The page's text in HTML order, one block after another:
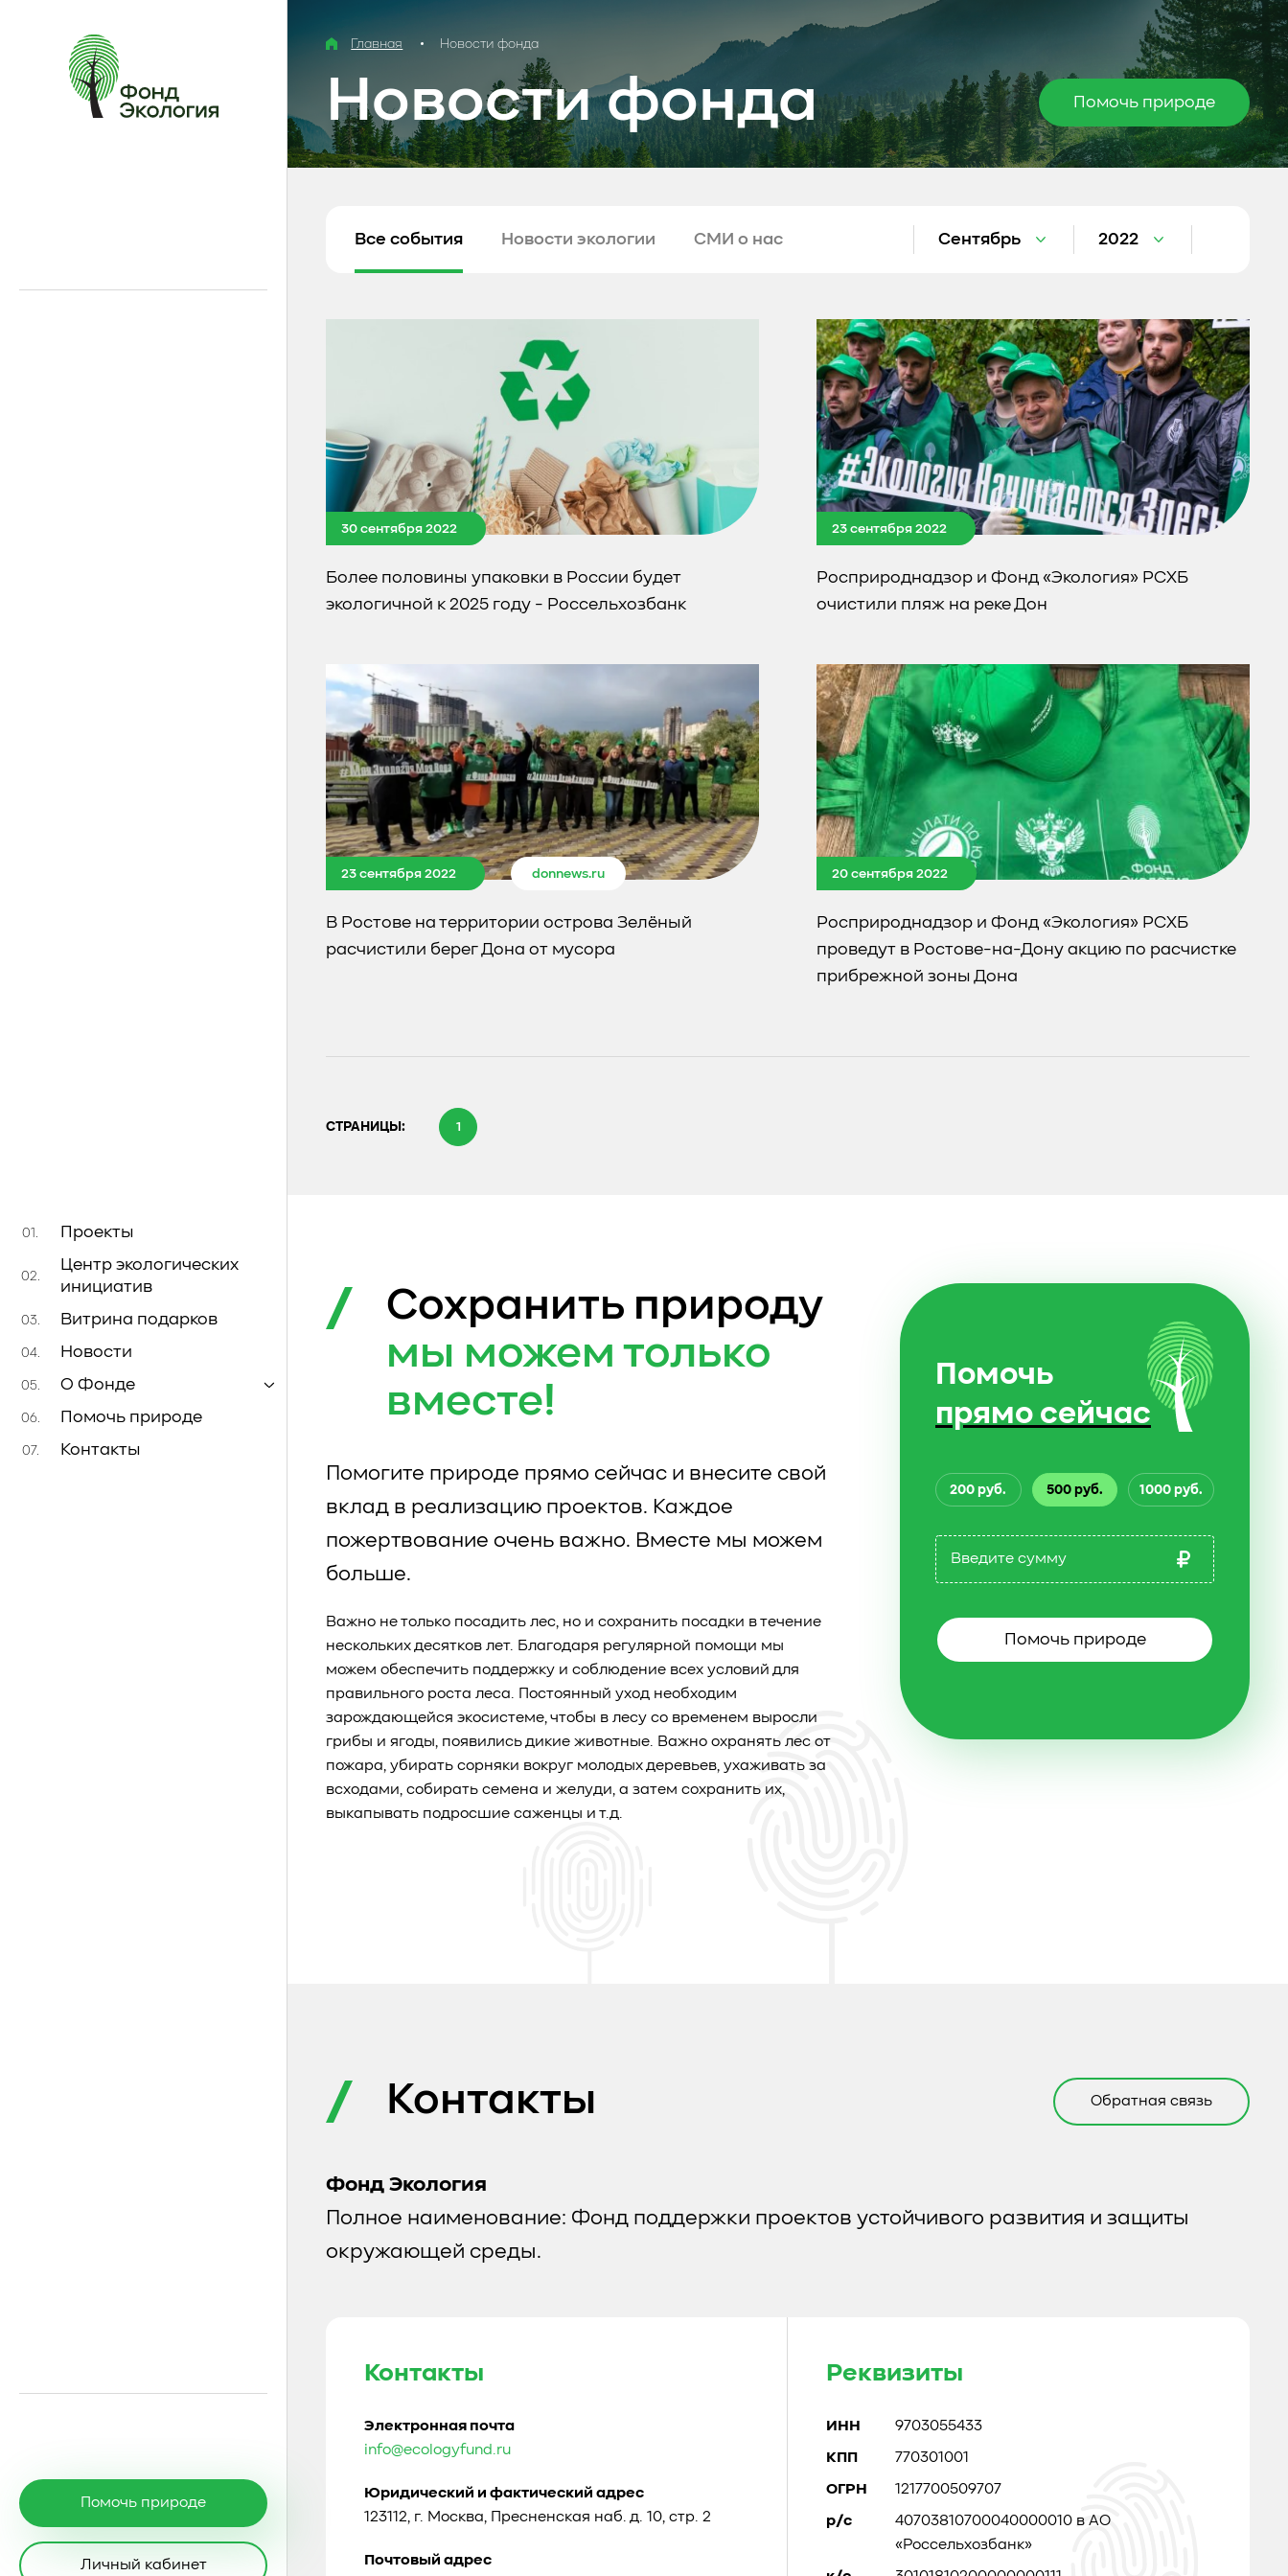
01. Проекты
02.
Центр экологических
инициатив
03. Витрина подарков
04. Новости
05. О Фонде
06. Помочь природе
07. Контакты
Помочь природе
Личный кабинет
Главная Новости фонда
Новости фонда Помочь природе
Все события Новости экологии СМИ о нас Сентябрь 2022
30 сентября 2022
Более половины упаковки в России будет
экологичной к 2025 году - Россельхозбанк
23 сентября 2022
Росприроднадзор и Фонд «Экология» РСХБ
очистили пляж на реке Дон
23 сентября 2022 donnews.ru
В Ростове на территории острова Зелёный
расчистили берег Дона от мусора
20 сентября 2022
Росприроднадзор и Фонд «Экология» РСХБ
проведут в Ростове-на-Дону акцию по расчистке
прибрежной зоны Дона
СТРАНИЦЫ: 1
Сохранить природу
мы можем только
вместе!
Помогите природе прямо сейчас и внесите свой
вклад в реализацию проектов. Каждое
пожертвование очень важно. Вместе мы можем
больше.
Важно не только посадить лес, но и сохранить посадки в течение
нескольких десятков лет. Благодаря регулярной помощи мы
можем обеспечить поддержку и соблюдение всех условий для
правильного роста леса. Постоянный уход необходим
зарождающейся экосистеме, чтобы в лесу со временем выросли
грибы и ягоды, появились дикие животные. Важно охранять лес от
пожара, убирать сорняки вокруг молодых деревьев, ухаживать за
всходами, собирать семена и желуди, а затем сохранить их,
выкапывать подросшие саженцы и т.д.
Помочь
прямо сейчас
200 руб. 500 руб. 1000 руб.
Помочь природе
Контакты Обратная связь
Фонд Экология
Полное наименование: Фонд поддержки проектов устойчивого развития и защиты
окружающей среды.
Контакты
Электронная почта
info@ecologyfund.ru
Юридический и фактический адрес
123112, г. Москва, Пресненская наб. д. 10, стр. 2
Почтовый адрес
Реквизиты
ИНН 9703055433
КПП 770301001
ОГРН 1217700509707
р/с
40703810700040000010 в АО
«Россельхозбанк»